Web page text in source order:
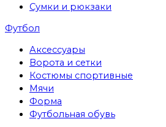
Сумки и рюкзаки
Футбол
Аксессуары
Ворота и сетки
Костюмы спортивные
Мячи
Форма
Футбольная обувь